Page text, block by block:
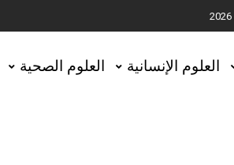
العلوم الإنسانية العلوم الصحية